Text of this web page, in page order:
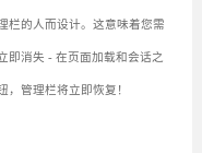
栏的人而设计。这意味着您需
即消失 - 在页面加载和会话之
，管理栏将立即恢复！